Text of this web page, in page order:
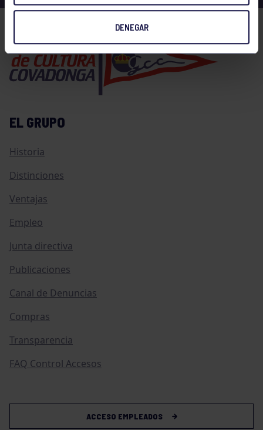
DENEGAR
EL GRUPO
Historia
Distinciones
Ventajas
Empleo
Junta directiva
Publicaciones
Canal de Denuncias
Compras
Transparencia
FAQ Control Accesos
ACCESO EMPLEADOS